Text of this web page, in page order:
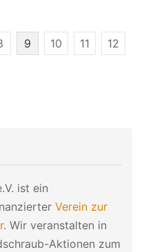
9 10 11
12
ist ein
Verein zur
. Wir veranstalten in
Aktionen zum